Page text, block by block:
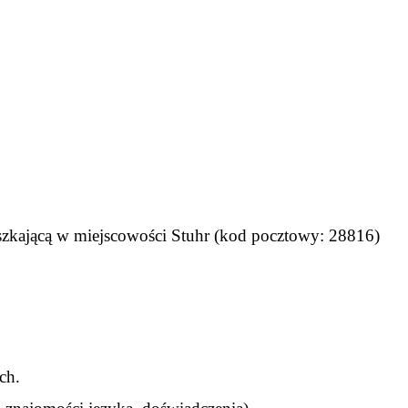
w miejscowości Stuhr (kod pocztowy: 28816)